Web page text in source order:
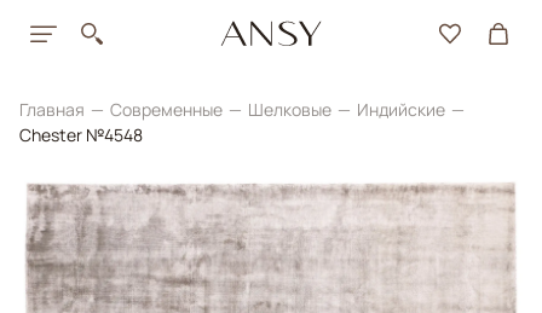
Главная Современные Шелковые
Индийские
Chester №4548